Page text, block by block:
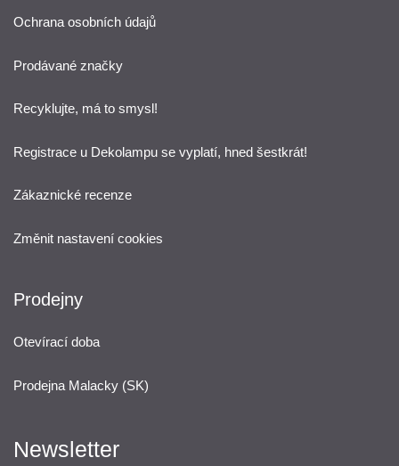
Ochrana osobních údajů
Prodávané značky
Recyklujte, má to smysl!
Registrace u Dekolampu se vyplatí, hned šestkrát!
Zákaznické recenze
Změnit nastavení cookies
Prodejny
Otevírací doba
Prodejna Malacky (SK)
Newsletter